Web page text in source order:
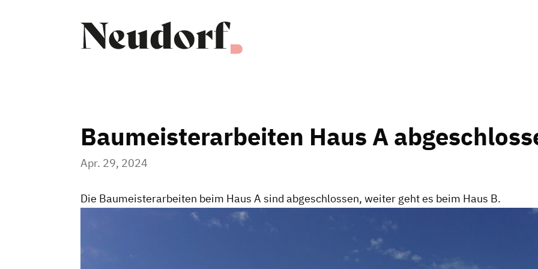
Baumeisterarbeiten Haus A
Apr. 29, 2024
Die Baumeisterarbeiten beim Haus A sind abgeschlossen, weiter geht es beim Haus B.